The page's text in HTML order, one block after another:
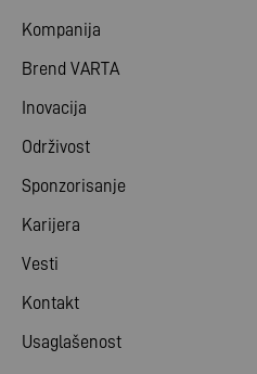
Kompanija
Brend VARTA
Inovacija
Održivost
Sponzorisanje
Karijera
Vesti
Kontakt
Usaglašenost